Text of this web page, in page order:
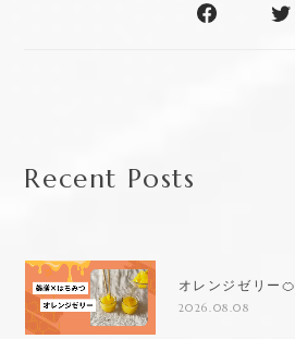
Recent Posts
オレンジゼリー🍊
2026.08.08